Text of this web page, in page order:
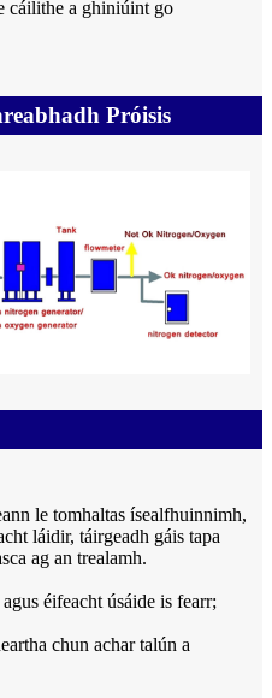
cáilithe a ghiniúint go
Próisis
le tomhaltas ísealfhuinnimh,
láidir, táirgeadh gáis tapa
ag an trealamh.
éifeacht úsáide is fearr;
chun achar talún a